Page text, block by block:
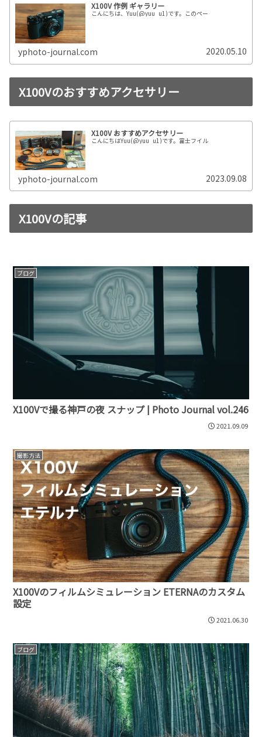
X100V 作例 ギャラリー
こんにちは、Yuu(@yuu_u1)です。このペー
yphoto-journal.com 2020.05.10
X100Vのおすすめアクセサリー
X100V おすすめアクセサリー
こんにちはYuu(@yuu_u1)です。富士フイル
yphoto-journal.com 2023.09.08
X100Vの記事
ブログ
X100Vで撮る神戸の夜 スナップ | Photo Journal vol.246
2021.09.09
撮影方法
X100Vのフィルムシミュレーション ETERNAのカスタム
設定
2021.06.30
ブログ